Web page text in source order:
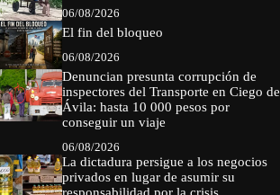
06/08/2026
El fin del bloqueo
06/08/2026
Denuncian presunta corrupción de
inspectores del Transporte en Ciego de
Ávila: hasta 10 000 pesos por
conseguir un viaje
06/08/2026
La dictadura persigue a los negocios
privados en lugar de asumir su